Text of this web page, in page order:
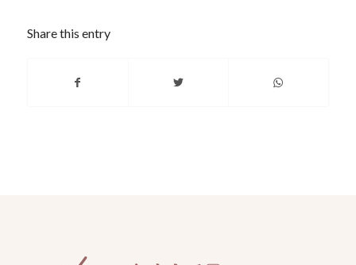
Share this entry